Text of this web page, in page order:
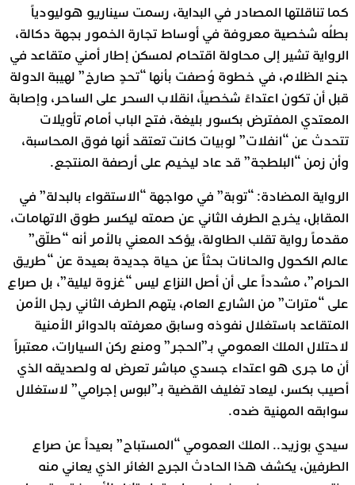
كما تناقلتها المصادر في البداية، رسمت سيناريو هوليودياً
بطلُه شخصية معروفة في أوساط تجارة الخمور بجهة دكالة،
الرواية تشير إلى محاولة اقتحام لمسكن إطار أمني متقاعد في
جنح الظلام، في خطوة وُصفت بأنها “تحدٍ صارخ” لهيبة الدولة
قبل أن تكون اعتداءً شخصياً، انقلاب السحر على الساحر، وإصابة
المعتدي المفترض بكسور بليغة، فتح الباب أمام تأويلات
تتحدث عن “انفلات” لوبيات كانت تعتقد أنها فوق المحاسبة،
وأن زمن “البلطجة” قد عاد ليخيم على أرصفة المنتجع.
الرواية المضادة: “توبة” في مواجهة “الاستقواء بالبدلة” في
المقابل، يخرج الطرف الثاني عن صمته ليكسر طوق الاتهامات،
مقدماً رواية تقلب الطاولة، يؤكد المعني بالأمر أنه “طلّق”
عالم الكحول والحانات بحثاً عن حياة جديدة بعيدة عن “طريق
الحرام”، مشدداً على أن أصل النزاع ليس “غزوة ليلية”، بل صراع
على “مترات” من الشارع العام، يتهم الطرف الثاني رجل الأمن
المتقاعد باستغلال نفوذه وسابق معرفته بالدوائر الأمنية
لاحتلال الملك العمومي بـ”الحجر” ومنع ركن السيارات، معتبراً
أن ما جرى هو اعتداء جسدي مباشر تعرض له ولصديقه الذي
أصيب بكسر، ليعاد تغليف القضية بـ”لبوس إجرامي” لاستغلال
سوابقه المهنية ضده.
سيدي بوزيد.. الملك العمومي “المستباح” بعيداً عن صراع
الطرفين، يكشف هذا الحادث الجرح الغائر الذي يعاني منه